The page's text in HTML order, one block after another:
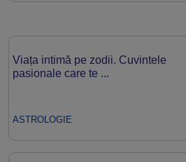
Viața intimă pe zodii. Cuvintele
pasionale care te ...
ASTROLOGIE